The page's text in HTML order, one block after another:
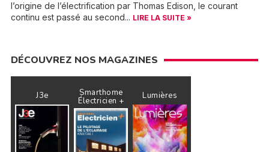
l’origine de l’électrification par Thomas Edison, le courant
continu est passé au second... LIRE LA SUITE »
DÉCOUVREZ NOS MAGAZINES
J3e Smarthome
Électricien + Lumières